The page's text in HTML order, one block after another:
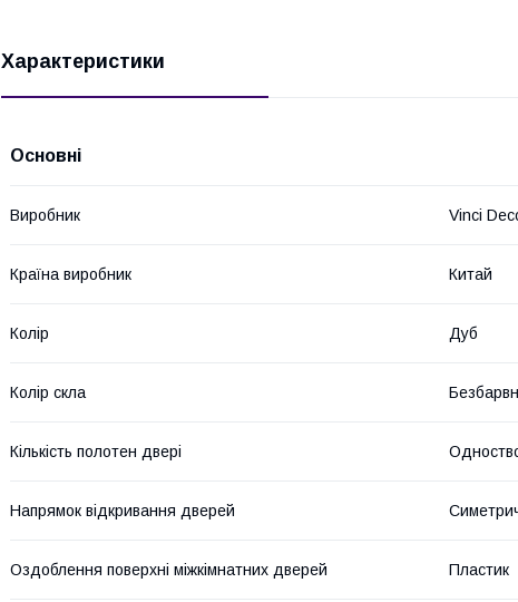
Характеристики
Основні
Виробник Vinci
Країна виробник Китай
Колір Дуб
Колір скла
Кількість полотен двері
Напрямок відкривання дверей
Оздоблення поверхні міжкімнатних дверей Пластик